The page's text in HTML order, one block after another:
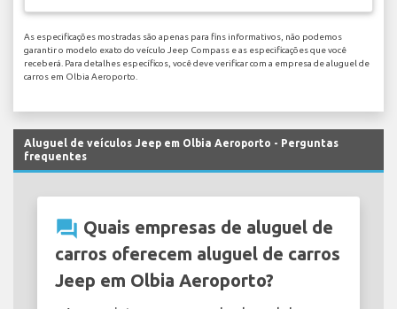
As especificações mostradas são apenas para fins informativos, não podemos
garantir o modelo exato do veículo Jeep Compass e as especificações que você
receberá. Para detalhes específicos, você deve verificar com a empresa de aluguel de
carros em Olbia Aeroporto.
Aluguel de veículos Jeep em Olbia Aeroporto - Perguntas
frequentes
question_answer Quais empresas de aluguel de
carros oferecem aluguel de carros
Jeep em Olbia Aeroporto?